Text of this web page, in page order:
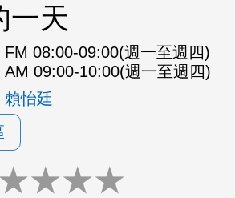
一天
FM 08:00-09:00(週一至週四)
AM 09:00-10:00(週一至週四)
賴怡廷
★★★★